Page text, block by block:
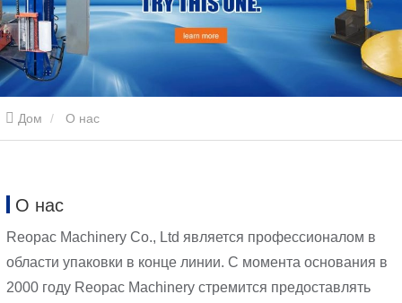
Дом О нас
О нас
Reopac Machinery Co., Ltd является профессионалом в
области упаковки в конце линии. С момента основания в
2000 году Reopac Machinery стремится предоставлять